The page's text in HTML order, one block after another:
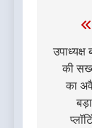
Post
उपाध्यक्ष
की
का